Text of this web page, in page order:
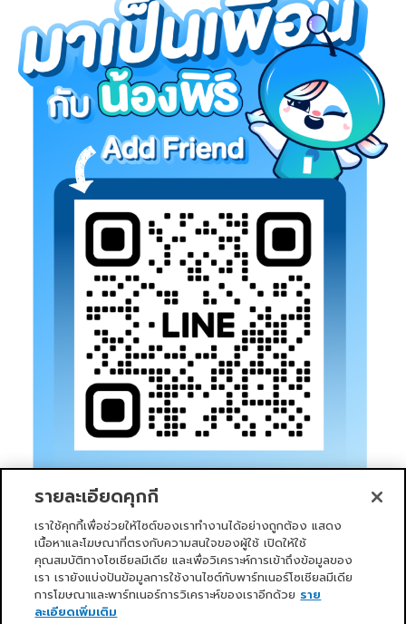
หน้าแรก บริการของเรา ข่าวสารและกิจกรรม PRIMO CLUB
เกี่ยวกับเรา นักลงทุนสัมพันธ์
รายละเอียดคุกกี้
เราใช้คุกกี้เพื่อช่วยให้ไซต์ของเราทำงานได้อย่างถูกต้อง แสดง
เนื้อหาและโฆษณาที่ตรงกับความสนใจของผู้ใช้ เปิดให้ใช้
คุณสมบัติทางโซเชียลมีเดีย และเพื่อวิเคราะห์การเข้าถึงข้อมูลของ
เรา เรายังแบ่งปันข้อมูลการใช้งานไซต์กับพาร์ทเนอร์โซเชียลมีเดีย
การโฆษณาและพาร์ทเนอร์การวิเคราะห์ของเราอีกด้วย ราย
ละเอียดเพิ่มเติม